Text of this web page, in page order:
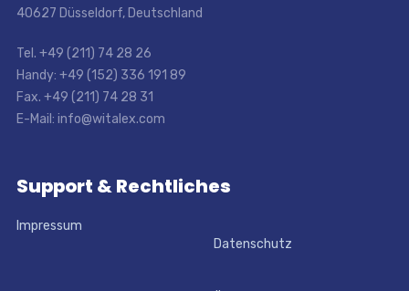
40627 Düsseldorf, Deutschland
Tel. +49 (211) 74 28 26
Handy: +49 (152) 336 191 89
Fax. +49 (211) 74 28 31
E-Mail: info@witalex.com
Support & Rechtliches
Impressum
Datenschutz